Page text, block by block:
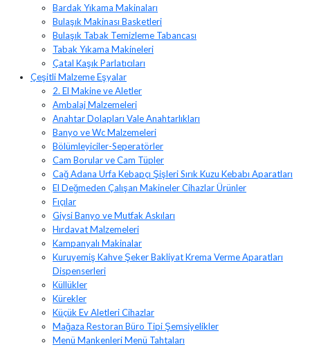
Bardak Yıkama Makinaları
Bulaşık Makinası Basketleri
Bulaşık Tabak Temizleme Tabancası
Tabak Yıkama Makineleri
Çatal Kaşık Parlatıcıları
Çeşitli Malzeme Eşyalar
2. El Makine ve Aletler
Ambalaj Malzemeleri
Anahtar Dolapları Vale Anahtarlıkları
Banyo ve Wc Malzemeleri
Bölümleyiciler-Seperatörler
Cam Borular ve Cam Tüpler
Cağ Adana Urfa Kebapçı Şişleri Sırık Kuzu Kebabı Aparatları
El Değmeden Çalışan Makineler Cihazlar Ürünler
Fıçılar
Giysi Banyo ve Mutfak Askıları
Hırdavat Malzemeleri
Kampanyalı Makinalar
Kuruyemiş Kahve Şeker Bakliyat Krema Verme Aparatları
Dispenserleri
Küllükler
Kürekler
Küçük Ev Aletleri Cihazlar
Mağaza Restoran Büro Tipi Şemsiyelikler
Menü Mankenleri Menü Tahtaları